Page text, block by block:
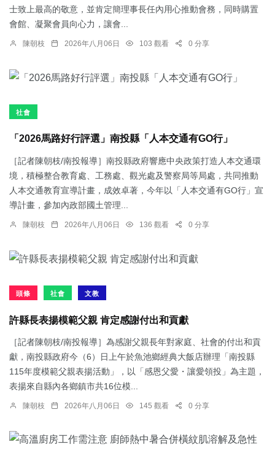
士致上最高的敬意，並肯定簡理事長任內用心推動會務，同時購置
會館、凝聚會員向心力，讓會...
陳朝枝 2026年八月06日 103 觀看 0 分享
社會
「2026馬路好行評選」南投縣「人本交通有GO行」
［記者陳朝枝/南投報導］南投縣政府響應中央政策打造人本交通環
境，積極整合教育處、工務處、觀光處及警察局等局處，共同推動
人本交通教育宣導計畫，成效卓著，今年以「人本交通有GO行」宣
導計畫，參加內政部國土管理...
陳朝枝 2026年八月06日 136 觀看 0 分享
頭條 社會 文教
許縣長表揚模範父親 肯定感謝付出和貢獻
［記者陳朝枝/南投報導］為感謝父親長年對家庭、社會的付出和貢
獻，南投縣政府今（6）日上午於魚池鄉經典大飯店辦理「南投縣
115年度模範父親表揚活動」，以「感恩父愛・讓愛領投」為主題，
表揚來自縣內各鄉鎮市共16位模...
陳朝枝 2026年八月06日 145 觀看 0 分享